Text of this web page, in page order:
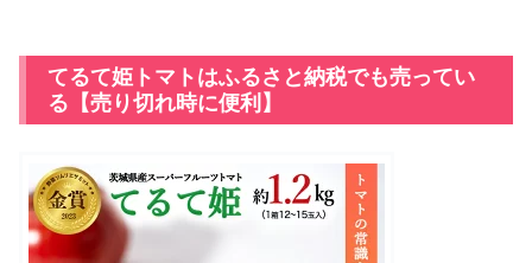
てるて姫トマトはふるさと納税でも売ってい
る【売り切れ時に便利】